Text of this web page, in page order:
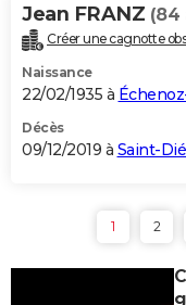
Jean FRANZ (84
Créer une cagnotte
Naissance
22/02/1935 à
Décès
09/12/2019 à Saint-
1 2